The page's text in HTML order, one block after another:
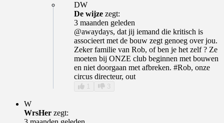
DW
De wijze zegt:
3 maanden geleden
@awaydays, dat jij iemand die kritisch is
associeert met de bouw zegt genoeg over jou.
Zeker familie van Rob, of ben je het zelf ? Ze
moeten bij ONZE club beginnen met bouwen
en niet doorgaan met afbreken. #Rob, onze
circus directeur, out
1 3
W
WrsHer zegt: